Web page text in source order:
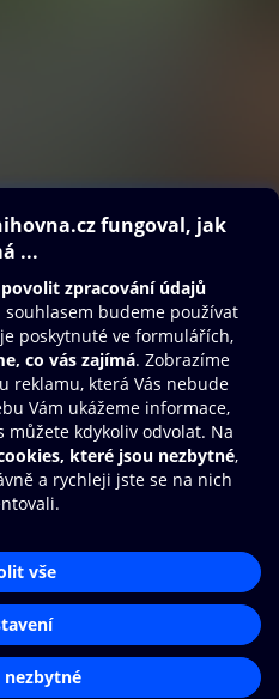
O2 Knihovna
poslouchej své e-knihy a
rychleji a pohodlněji.